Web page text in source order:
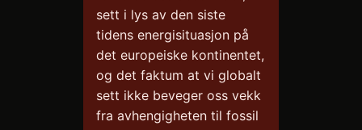
sett i lys av den siste
tidens energisituasjon på
det europeiske kontinentet,
og det faktum at vi globalt
sett ikke beveger oss vekk
fra avhengigheten til fossil